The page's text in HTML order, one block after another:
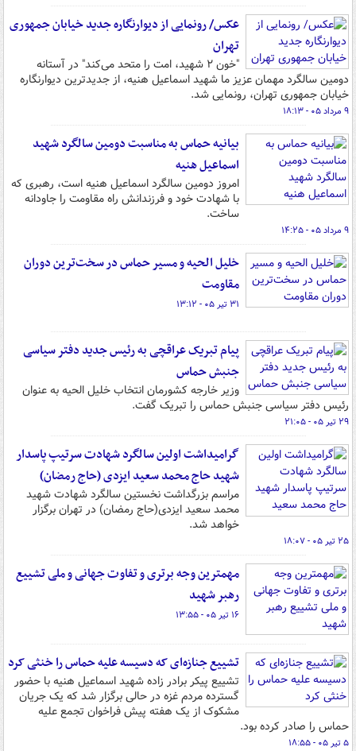
عکس/ رونمایی از دیوارنگاره جدید خیابان جمهوری
تهران
"خون ۲ شهید، امت را متحد می‌کند" در آستانه
دومین سالگرد مهمان عزیز ما شهید اسماعیل هنیه، از جدیدترین دیوارنگاره
خیابان جمهوری تهران، رونمایی شد.
۹ مرداد ۰۵ - ۱۸:۱۳
بیانیه حماس به مناسبت دومین سالگرد شهید
اسماعیل هنیه
امروز دومین سالگرد اسماعیل هنیه است، رهبری که
با شهادت خود و فرزندانش راه مقاومت را جاودانه
ساخت.
۹ مرداد ۰۵ - ۱۴:۲۵
خلیل الحیه و مسیر حماس در سخت‌ترین دوران
مقاومت
۳۱ تیر ۰۵ - ۱۳:۱۲
پیام تبریک عراقچی به رئیس جدید دفتر سیاسی
جنبش حماس
وزیر خارجه کشورمان انتخاب خلیل الحیه به عنوان
رئیس دفتر سیاسی جنبش حماس را تبریک گفت.
۲۹ تیر ۰۵ - ۲۱:۰۵
گرامیداشت اولین سالگرد شهادت سرتیپ پاسدار
شهید حاج محمد سعید ایزدی (حاج رمضان)
مراسم بزرگداشت نخستین سالگرد شهادت شهید
محمد سعید ایزدی(حاج رمضان) در تهران برگزار
خواهد شد.
۲۵ تیر ۰۵ - ۱۸:۰۷
مهمترین وجه برتری و تفاوت جهانی و ملی تشییع
رهبر شهید
۱۶ تیر ۰۵ - ۱۳:۵۵
تشییع جنازه‌ای که دسیسه علیه حماس را خنثی کرد
تشییع پیکر برادر زاده شهید اسماعیل هنیه با حضور
گسترده مردم غزه در حالی برگزار شد که یک جریان
مشکوک از یک هفته پیش فراخوان تجمع علیه
حماس را صادر کرده بود.
۵ تیر ۰۵ - ۱۸:۵۵